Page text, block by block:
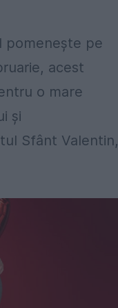
pomenește pe
acest
o mare
și
Sfânt Valentin,